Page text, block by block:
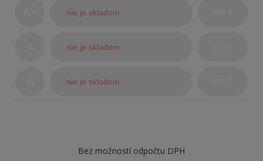
nie je skladom
nie je skladom
nie je skladom
Bez možností odpočtu DPH